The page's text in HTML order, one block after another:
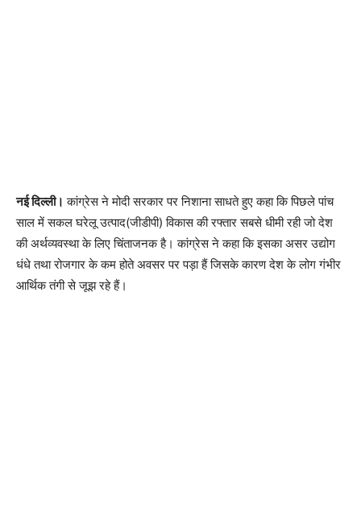
नई दिल्ली। कांग्रेस ने मोदी सरकार पर निशाना साधते हुए कहा कि पिछले पांच
साल में सकल घरेलू उत्पाद(जीडीपी) विकास की रफ्तार सबसे धीमी रही जो देश
की अर्थव्यवस्था के लिए चिंताजनक है। कांग्रेस ने कहा कि इसका असर उद्योग
धंधे तथा रोजगार के कम होते अवसर पर पड़ा हैं जिसके कारण देश के लोग गंभीर
आर्थिक तंगी से जूझ रहे हैं।